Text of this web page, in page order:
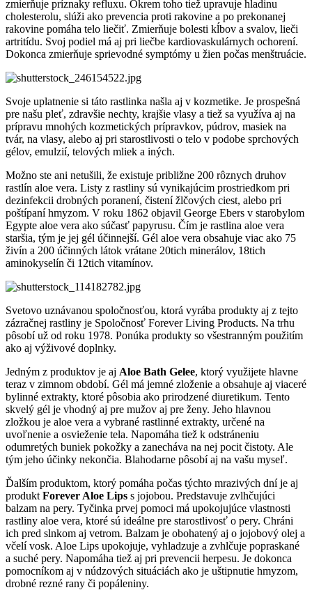
zmierňuje príznaky refluxu. Okrem toho tiež upravuje hladinu
cholesterolu, slúži ako prevencia proti rakovine a po prekonanej
rakovine pomáha telo liečiť. Zmierňuje bolesti kĺbov a svalov, lieči
artritídu. Svoj podiel má aj pri liečbe kardiovaskulárnych ochorení.
Dokonca zmierňuje sprievodné symptómy u žien počas menštruácie.
Svoje uplatnenie si táto rastlinka našla aj v kozmetike. Je prospešná
pre našu pleť, zdravšie nechty, krajšie vlasy a tiež sa využíva aj na
prípravu mnohých kozmetických prípravkov, púdrov, masiek na
tvár, na vlasy, alebo aj pri starostlivosti o telo v podobe sprchových
gélov, emulzií, telových mliek a iných.
Možno ste ani netušili, že existuje približne 200 rôznych druhov
rastlín aloe vera. Listy z rastliny sú vynikajúcim prostriedkom pri
dezinfekcii drobných poranení, čistení žlčových ciest, alebo pri
poštípaní hmyzom. V roku 1862 objavil George Ebers v starobylom
Egypte aloe vera ako súčasť papyrusu. Čím je rastlina aloe vera
staršia, tým je jej gél účinnejší. Gél aloe vera obsahuje viac ako 75
živín a 200 účinných látok vrátane 20tich minerálov, 18tich
aminokyselín či 12tich vitamínov.
Svetovo uznávanou spoločnosťou, ktorá vyrába produkty aj z tejto
zázračnej rastliny je Spoločnosť Forever Living Products. Na trhu
pôsobí už od roku 1978. Ponúka produkty so všestranným použitím
ako aj výživové doplnky.
Jedným z produktov je aj Aloe Bath Gelee, ktorý využijete hlavne
teraz v zimnom období. Gél má jemné zloženie a obsahuje aj viaceré
bylinné extrakty, ktoré pôsobia ako prirodzené diuretikum. Tento
skvelý gél je vhodný aj pre mužov aj pre ženy. Jeho hlavnou
zložkou je aloe vera a vybrané rastlinné extrakty, určené na
uvoľnenie a osvieženie tela. Napomáha tiež k odstráneniu
odumretých buniek pokožky a zanecháva na nej pocit čistoty. Ale
tým jeho účinky nekončia. Blahodarne pôsobí aj na vašu myseľ.
Ďalším produktom, ktorý pomáha počas týchto mrazivých dní je aj
produkt Forever Aloe Lips s jojobou. Predstavuje zvlhčujúci
balzam na pery. Tyčinka prvej pomoci má upokojujúce vlastnosti
rastliny aloe vera, ktoré sú ideálne pre starostlivosť o pery. Chráni
ich pred slnkom aj vetrom. Balzam je obohatený aj o jojobový olej a
včelí vosk. Aloe Lips upokojuje, vyhladzuje a zvhlčuje popraskané
a suché pery. Napomáha tiež aj pri prevencii herpesu. Je dokonca
pomocníkom aj v núdzových situáciách ako je uštipnutie hmyzom,
drobné rezné rany či popáleniny.